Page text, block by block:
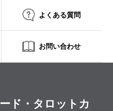
よくある質問
お問い合わせ
ド・タロットカ